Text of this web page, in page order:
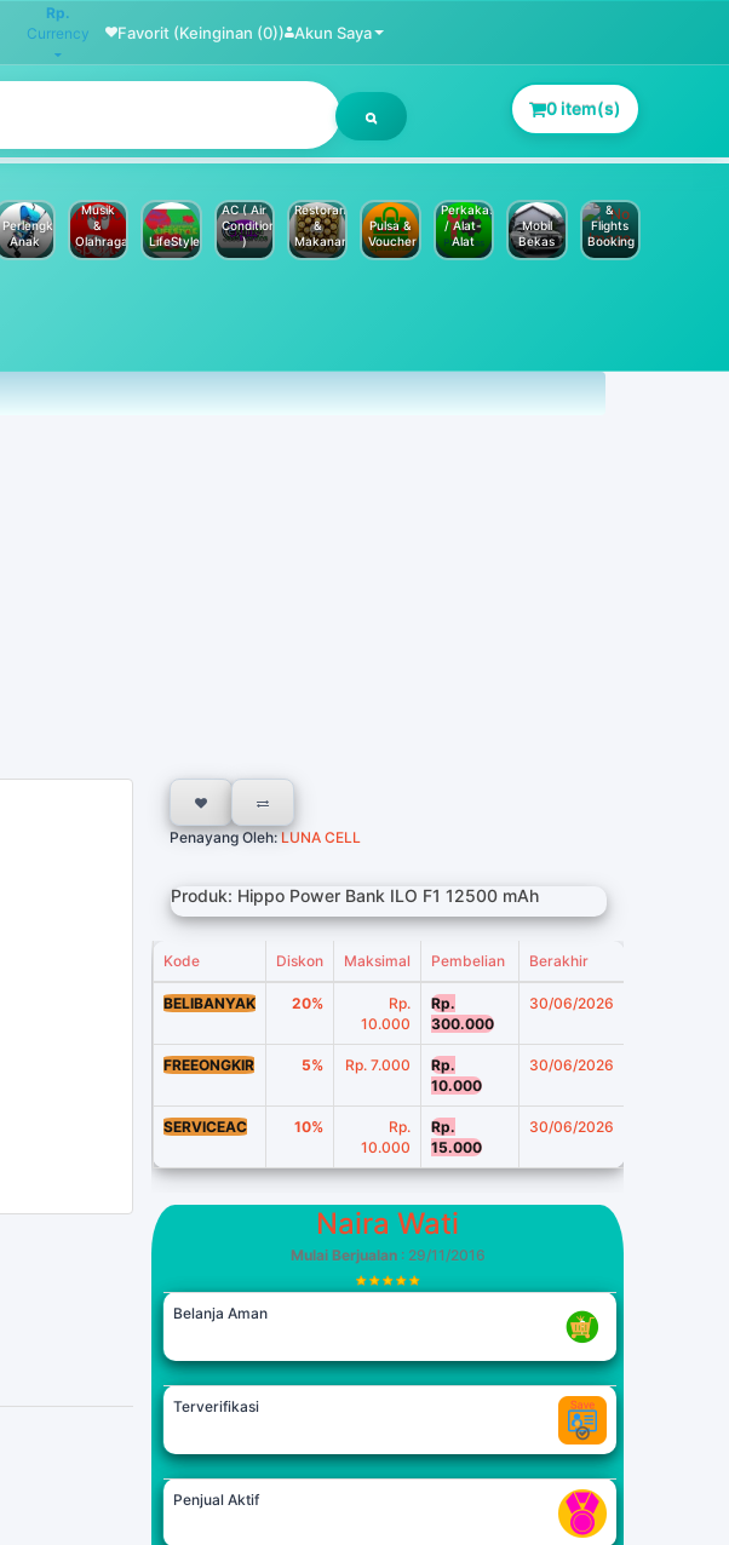
Rp.
Currency
Favorit (Keinginan (0)) Akun Saya
0 item(s)
Perlengkapan
Anak
Musik
&
Olahraga
LifeStyle
AC ( Air
Conditioner
)
Restoran
&
Makanan
Pulsa &
Voucher
Perkakas
/ Alat-
Alat
Mobil
Bekas
&
Flights
Booking
Penayang Oleh:LUNA CELL
Produk: Hippo Power Bank ILO F1 12500 mAh
Kode Diskon Maksimal Pembelian Berakhir
BELIBANYAK 20%
Rp.
10.000
Rp.
300.000
30/06/2026
FREEONGKIR 5% Rp. 7.000
Rp.
10.000
30/06/2026
SERVICEAC 10%
Rp.
10.000
Rp.
15.000
30/06/2026
Naira Wati
Mulai Berjualan: 29/11/2016
Belanja Aman
Terverifikasi
Penjual Aktif